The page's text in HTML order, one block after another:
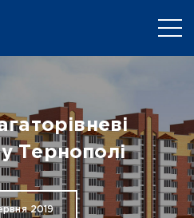
Тернополі
2019